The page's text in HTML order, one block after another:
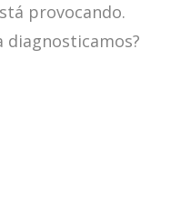
provocando.
diagnosticamos?